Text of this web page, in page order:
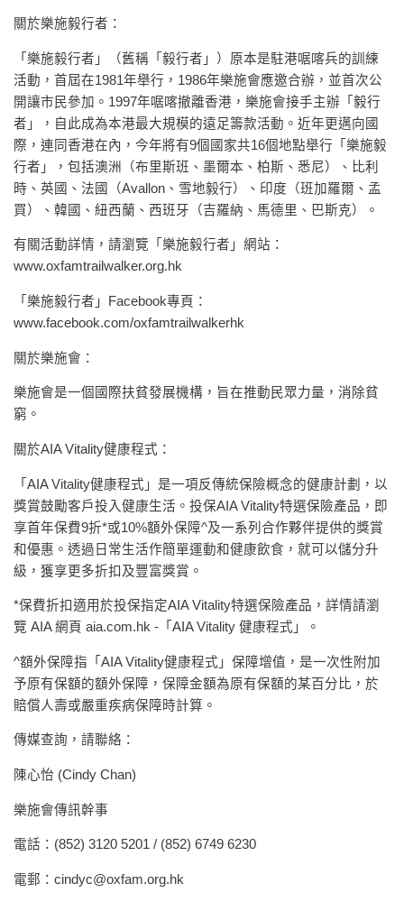
關於樂施毅行者：
「樂施毅行者」（舊稱「毅行者」）原本是駐港啹喀兵的訓練
活動，首屆在1981年舉行，1986年樂施會應邀合辦，並首次公
開讓市民參加。1997年啹喀撤離香港，樂施會接手主辦「毅行
者」，自此成為本港最大規模的遠足籌款活動。近年更邁向國
際，連同香港在內，今年將有9個國家共16個地點舉行「樂施毅
行者」，包括澳洲（布里斯班、墨爾本、柏斯、悉尼）、比利
時、英國、法國（Avallon、雪地毅行）、印度（班加羅爾、孟
買）、韓國、紐西蘭、西班牙（吉羅納、馬德里、巴斯克）。
有關活動詳情，請瀏覽「樂施毅行者」網站：
www.oxfamtrailwalker.org.hk
「樂施毅行者」Facebook專頁：
www.facebook.com/oxfamtrailwalkerhk
關於樂施會：
樂施會是一個國際扶貧發展機構，旨在推動民眾力量，消除貧
窮。
關於AIA Vitality健康程式：
「AIA Vitality健康程式」是一項反傳統保險概念的健康計劃，以
獎賞鼓勵客戶投入健康生活。投保AIA Vitality特選保險產品，即
享首年保費9折*或10%額外保障^及一系列合作夥伴提供的獎賞
和優惠。透過日常生活作簡單運動和健康飲食，就可以儲分升
級，獲享更多折扣及豐富獎賞。
*保費折扣適用於投保指定AIA Vitality特選保險產品，詳情請瀏
覽 AIA 網頁 aia.com.hk -「AIA Vitality 健康程式」。
^額外保障指「AIA Vitality健康程式」保障增值，是一次性附加
予原有保額的額外保障，保障金額為原有保額的某百分比，於
賠償人壽或嚴重疾病保障時計算。
傳媒查詢，請聯絡：
陳心怡 (Cindy Chan)
樂施會傳訊幹事
電話：(852) 3120 5201 / (852) 6749 6230
電郵： cindyc@oxfam.org.hk